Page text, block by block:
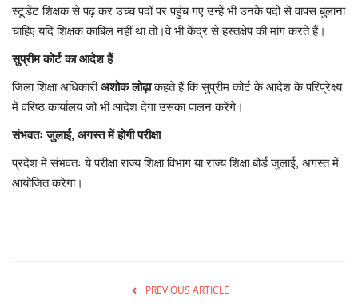
स्टूडेंट शिक्षक से पढ़ कर उच्च पदों पर पहुंच गए उन्हें भी उनके पदों से वापस बुलाना
चाहिए यदि शिक्षक काबिल नहीं था तो।वे भी केंद्र से हस्तक्षेप की मांग करते हैं।
सुप्रीम कोर्ट का आदेश हैं
जिला शिक्षा अधिकारीअशोक लोढ़ाकहते हैं कि सुप्रीम कोर्ट के आदेश के परिप्रेक्ष्य
में वरिष्ठ कार्यालय जो भी आदेश देगा उसका पालन करेंगे।
संभवतः जुलाई, अगस्त में होगी परीक्षा
प्रदेश में संभवतः ये परीक्षा राज्य शिक्षा विभाग या राज्य शिक्षा बोर्ड जुलाई, अगस्त में
आयोजित करेगा।
PREVIOUS ARTICLE